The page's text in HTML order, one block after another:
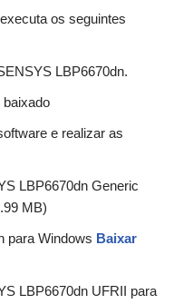
os seguintes
LBP6670dn.
baixado
e realizar as
LBP6670dn Generic
MB)
para Windows Baixar
LBP6670dn UFRII para